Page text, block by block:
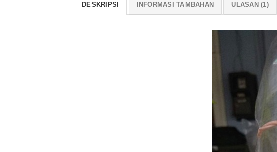
DESKRIPSI INFORMASI TAMBAHAN ULASAN (1)